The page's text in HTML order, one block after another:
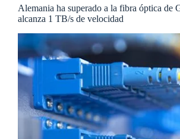
Alemania ha superado a la fibra óptica de
alcanza 1 TB/s de velocidad